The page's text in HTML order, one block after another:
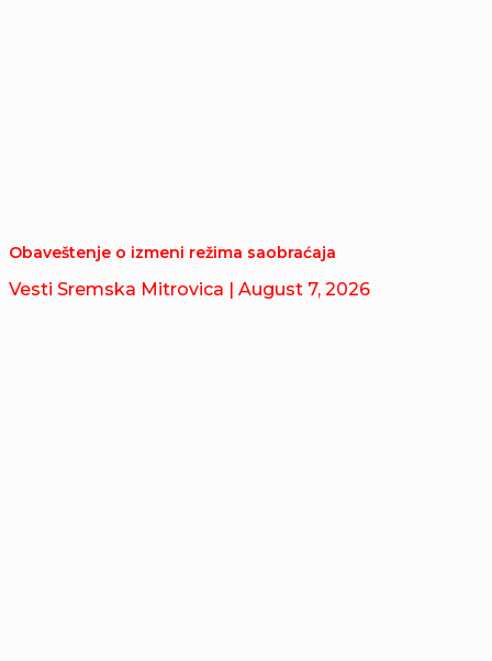
Obaveštenje o izmeni režima saobraćaja
Vesti Sremska Mitrovica | August 7, 2026